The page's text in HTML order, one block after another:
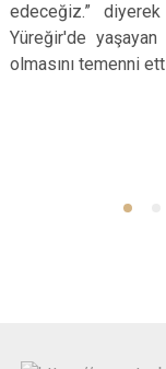
edeceğiz.”
Yüreğir'de
olmasını temenni